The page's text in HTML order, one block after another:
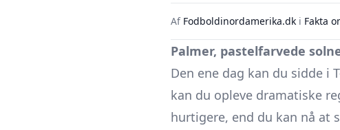
Af Fodboldinordamerika.dk i Fakta
Palmer, pastelfarvede
Den ene dag kan du sidde
kan du opleve dramatiske
hurtigere, end du kan nå at